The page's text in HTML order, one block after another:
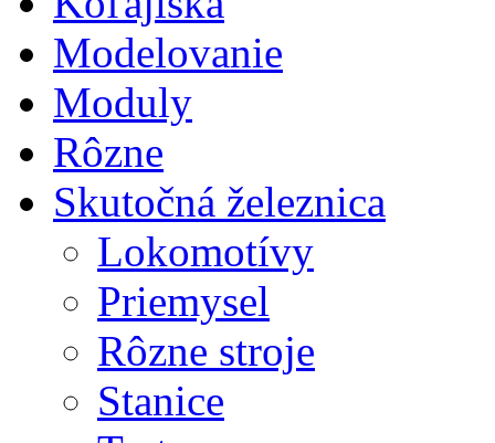
Modelovanie
Moduly
Rôzne
Skutočná železnica
Lokomotívy
Priemysel
Rôzne stroje
Stanice